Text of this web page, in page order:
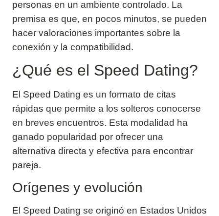
personas en un ambiente controlado. La
premisa es que, en pocos minutos, se pueden
hacer valoraciones importantes sobre la
conexión y la compatibilidad.
¿Qué es el Speed Dating?
El Speed Dating es un formato de citas
rápidas que permite a los solteros conocerse
en breves encuentros. Esta modalidad ha
ganado popularidad por ofrecer una
alternativa directa y efectiva para encontrar
pareja.
Orígenes y evolución
El Speed Dating se originó en Estados Unidos